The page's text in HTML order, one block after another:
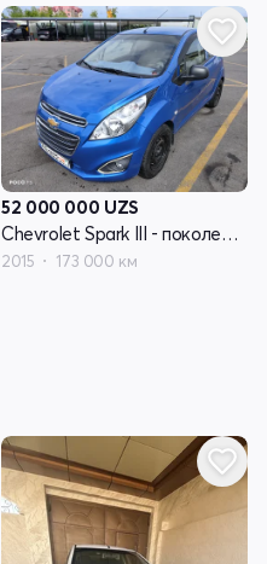
52 000 000 UZS
Chevrolet Spark III - поколение
2015 173 000 км